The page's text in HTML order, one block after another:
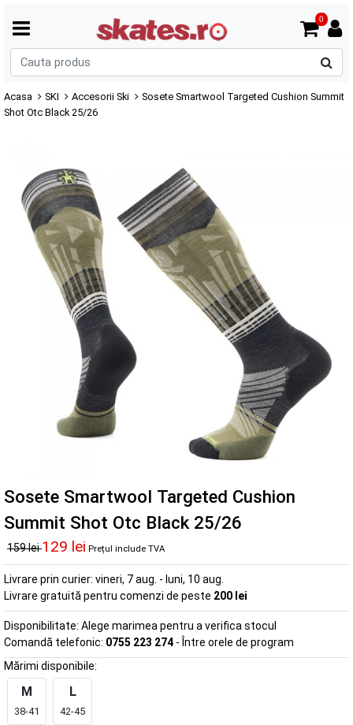
0
Acasa SKI Accesorii Ski
Sosete Smartwool Targeted Cushion Summit
Shot Otc Black 25/26
Sosete Smartwool Targeted Cushion
Summit Shot Otc Black 25/26
159 lei129 lei Prețul include TVA
Livrare prin curier: vineri, 7 aug. - luni, 10 aug.
Livrare gratuită pentru comenzi de peste 200 lei
Disponibilitate: Alege marimea pentru a verifica stocul
Comandă telefonic: 0755 223 274 - Între orele de program
Mărimi disponibile:
M
38-41
L
42-45